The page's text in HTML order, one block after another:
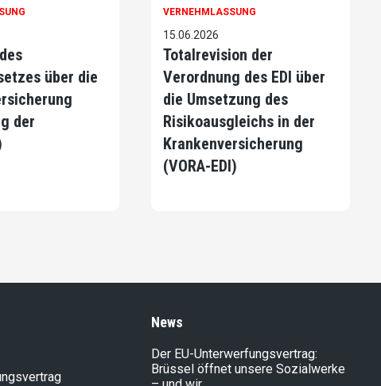
über die
der
VERNEHMLASSUNG
15.06.2026
Totalrevision der
Verordnung des EDI über
die Umsetzung des
Risikoausgleichs in der
Krankenversicherung
(VORA-EDI)
News
Der EU-Unterwerfungsvertrag:
Brüssel öffnet unsere Sozialwerke